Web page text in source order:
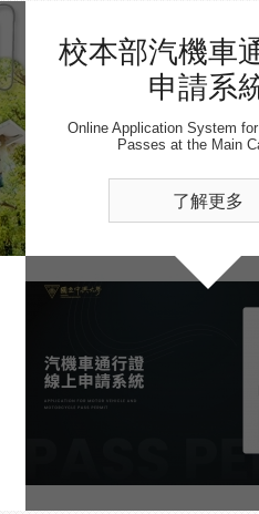
校本部汽機車
申請系
Online Application System
Passes at the Main
了解更多